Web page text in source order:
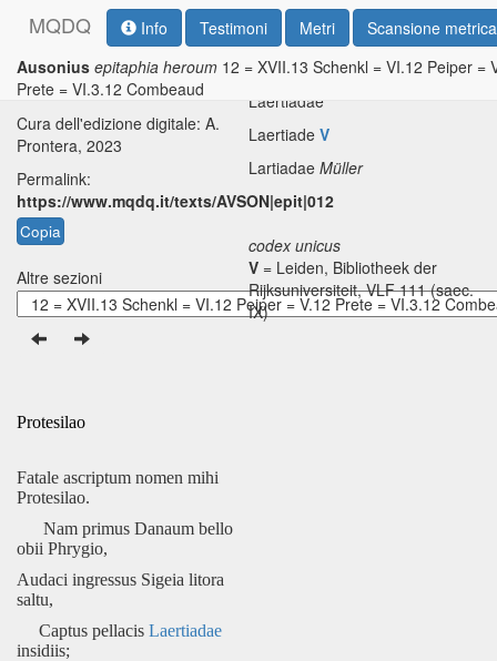
MQDQ Info Testimoni Metri
Scansione metrica
Ausonius epitaphia heroum 12 = XVII.13 Schenkl = VI.12 Peiper =
Prete = VI.3.12 Combeaud
Testo base di riferimento: R. P.
H. Green, 1999
Cura dell'edizione digitale: A.
Prontera, 2023
Permalink:
https://www.mqdq.it/texts/AVSON|epit|012
Copia
Altre sezioni
Protesilao
Fatale ascriptum nomen mihi
Protesilao.
Nam primus Danaum bello
obii Phrygio,
Audaci ingressus Sigeia litora
saltu,
Captus pellacis Laertiadae
insidiis;
4
Laertiadae
Laertiade V
Lartiadae Müller
codex unicus
V = Leiden, Bibliotheek der
Rijksuniversiteit, VLF 111 (saec.
IX)